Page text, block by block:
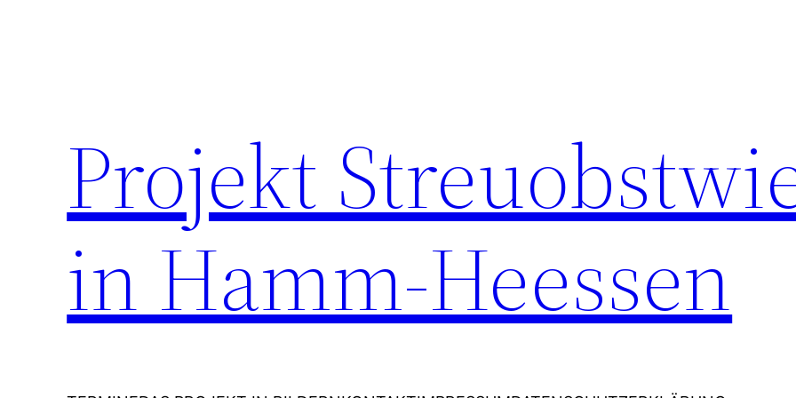
Projekt
in Hamm-Heessen